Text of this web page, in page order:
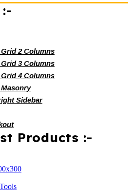
2 Columns
3 Columns
4 Columns
Sidebar
Products :-